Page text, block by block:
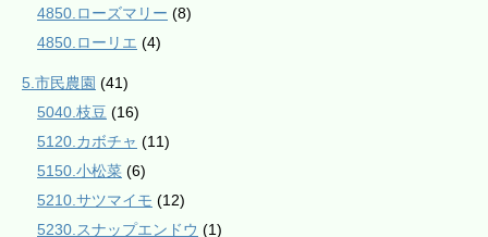
4850.ローズマリー (8)
4850.ローリエ (4)
5.市民農園 (41)
5040.枝豆 (16)
5120.カボチャ (11)
5150.小松菜 (6)
5210.サツマイモ (12)
5230.スナップエンドウ (1)